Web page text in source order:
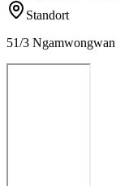
Standort
51/3